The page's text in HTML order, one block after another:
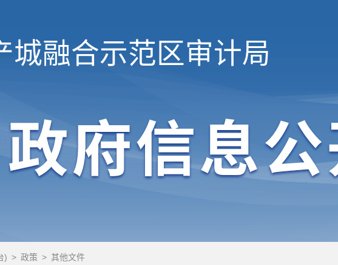
城融合示范区审计局
) > 政策 > 其他文件